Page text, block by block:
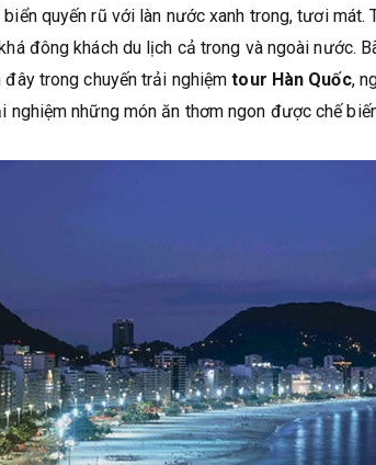
biển quyến rũ với làn nước xanh trong, tươi
đông khách du lịch cả trong và ngoài nước.
trong chuyến trải nghiệm tour Hàn Quốc,
nghiệm những món ăn thơm ngon được chế